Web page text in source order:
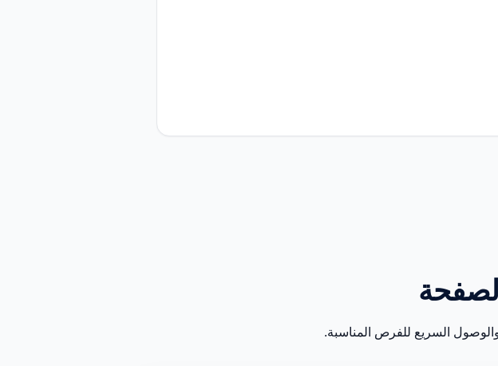
السريع للفرص المناسبة.